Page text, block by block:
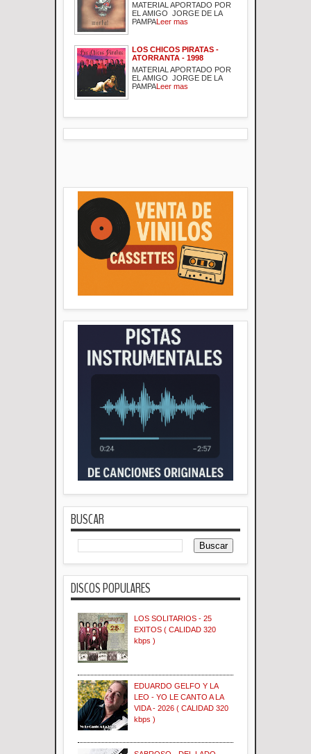
MATERIAL APORTADO POR
EL AMIGO JORGE DE LA
PAMPA Leer mas
LOS CHICOS PIRATAS -
ATORRANTA - 1998
MATERIAL APORTADO POR
EL AMIGO JORGE DE LA
PAMPA Leer mas
BUSCAR
DISCOS POPULARES
LOS SOLITARIOS - 25
EXITOS ( CALIDAD 320
kbps )
EDUARDO GELFO Y LA
LEO - YO LE CANTO A LA
VIDA - 2026 ( CALIDAD 320
kbps )